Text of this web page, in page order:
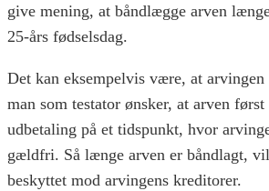
give mening, at båndlægge arven
25-års fødselsdag.
Det kan eksempelvis være, at
man som testator ønsker, at arven
udbetaling på et tidspunkt, hvor
gældfri. Så længe arven er båndlagt,
beskyttet mod arvingens kreditorer.